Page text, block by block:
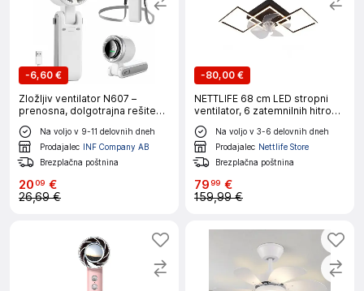
-6,60 €
Zložljiv ventilator N607 –
prenosna, dolgotrajna rešitev
hlajenja White
Na voljo v 9-11 delovnih dneh
Prodajalec INF Company AB
Brezplačna poštnina
2009 €
26,69 €
-80,00 €
NETTLIFE 68 cm LED stropni
ventilator, 6 zatemnilnih hitrosti
z daljinskim upravljalnikom in
časovnikom, moderna oblika
za dnevno sobo in jedilnico
Na voljo v 3-6 delovnih dneh
Prodajalec Nettlife Store
Brezplačna poštnina
7999 €
159,99 €